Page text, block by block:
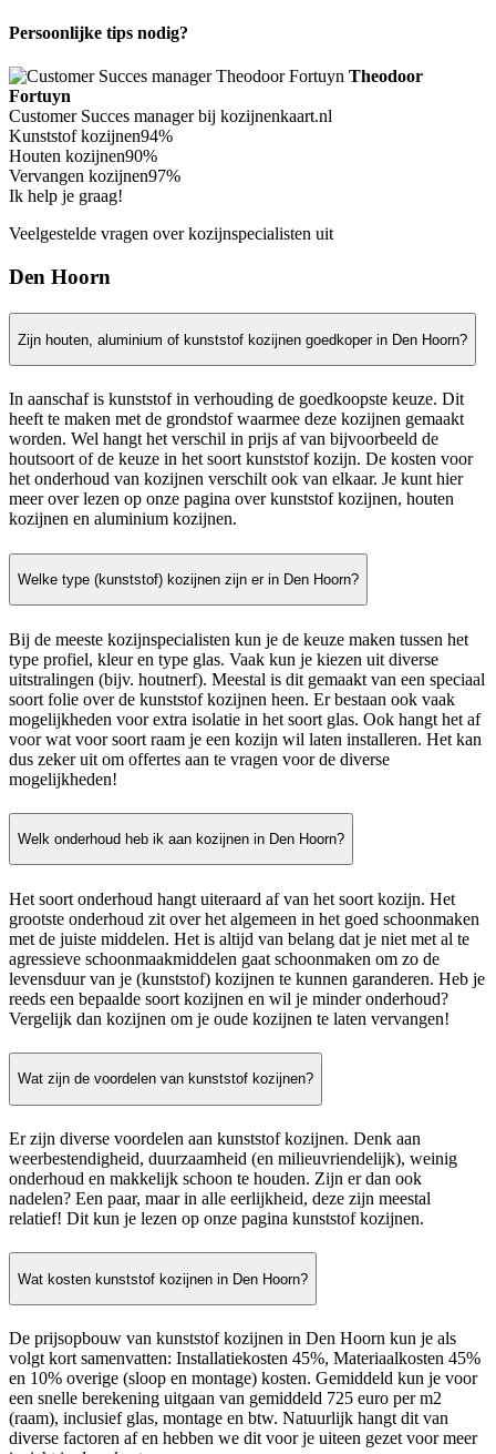
Persoonlijke tips nodig?
Theodoor
Fortuyn
Customer Succes manager bij kozijnenkaart.nl
Kunststof kozijnen94%
Houten kozijnen90%
Vervangen kozijnen97%
Ik help je graag!
Veelgestelde vragen over kozijnspecialisten uit
Den Hoorn
Zijn houten, aluminium of kunststof kozijnen goedkoper in Den Hoorn?
In aanschaf is kunststof in verhouding de goedkoopste keuze. Dit
heeft te maken met de grondstof waarmee deze kozijnen gemaakt
worden. Wel hangt het verschil in prijs af van bijvoorbeeld de
houtsoort of de keuze in het soort kunststof kozijn. De kosten voor
het onderhoud van kozijnen verschilt ook van elkaar. Je kunt hier
meer over lezen op onze pagina over kunststof kozijnen, houten
kozijnen en aluminium kozijnen.
Welke type (kunststof) kozijnen zijn er in Den Hoorn?
Bij de meeste kozijnspecialisten kun je de keuze maken tussen het
type profiel, kleur en type glas. Vaak kun je kiezen uit diverse
uitstralingen (bijv. houtnerf). Meestal is dit gemaakt van een speciaal
soort folie over de kunststof kozijnen heen. Er bestaan ook vaak
mogelijkheden voor extra isolatie in het soort glas. Ook hangt het af
voor wat voor soort raam je een kozijn wil laten installeren. Het kan
dus zeker uit om offertes aan te vragen voor de diverse
mogelijkheden!
Welk onderhoud heb ik aan kozijnen in Den Hoorn?
Het soort onderhoud hangt uiteraard af van het soort kozijn. Het
grootste onderhoud zit over het algemeen in het goed schoonmaken
met de juiste middelen. Het is altijd van belang dat je niet met al te
agressieve schoonmaakmiddelen gaat schoonmaken om zo de
levensduur van je (kunststof) kozijnen te kunnen garanderen. Heb je
reeds een bepaalde soort kozijnen en wil je minder onderhoud?
Vergelijk dan kozijnen om je oude kozijnen te laten vervangen!
Wat zijn de voordelen van kunststof kozijnen?
Er zijn diverse voordelen aan kunststof kozijnen. Denk aan
weerbestendigheid, duurzaamheid (en milieuvriendelijk), weinig
onderhoud en makkelijk schoon te houden. Zijn er dan ook
nadelen? Een paar, maar in alle eerlijkheid, deze zijn meestal
relatief! Dit kun je lezen op onze pagina kunststof kozijnen.
Wat kosten kunststof kozijnen in Den Hoorn?
De prijsopbouw van kunststof kozijnen in Den Hoorn kun je als
volgt kort samenvatten: Installatiekosten 45%, Materiaalkosten 45%
en 10% overige (sloop en montage) kosten. Gemiddeld kun je voor
een snelle berekening uitgaan van gemiddeld 725 euro per m2
(raam), inclusief glas, montage en btw. Natuurlijk hangt dit van
diverse factoren af en hebben we dit voor je uiteen gezet voor meer